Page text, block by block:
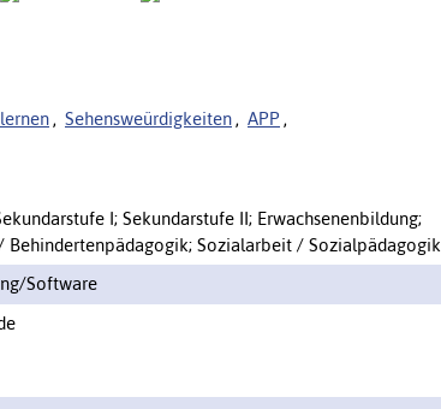
, Sehensweürdigkeiten , APP ,
I; Sekundarstufe II; Erwachsenenbildung;
Behindertenpädagogik; Sozialarbeit / Sozialpädagogik
Software